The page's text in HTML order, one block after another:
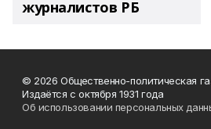
журналистов РБ
© 2026 Общественно-политическая
Издаётся с октября 1931 года
Об использовании персональных